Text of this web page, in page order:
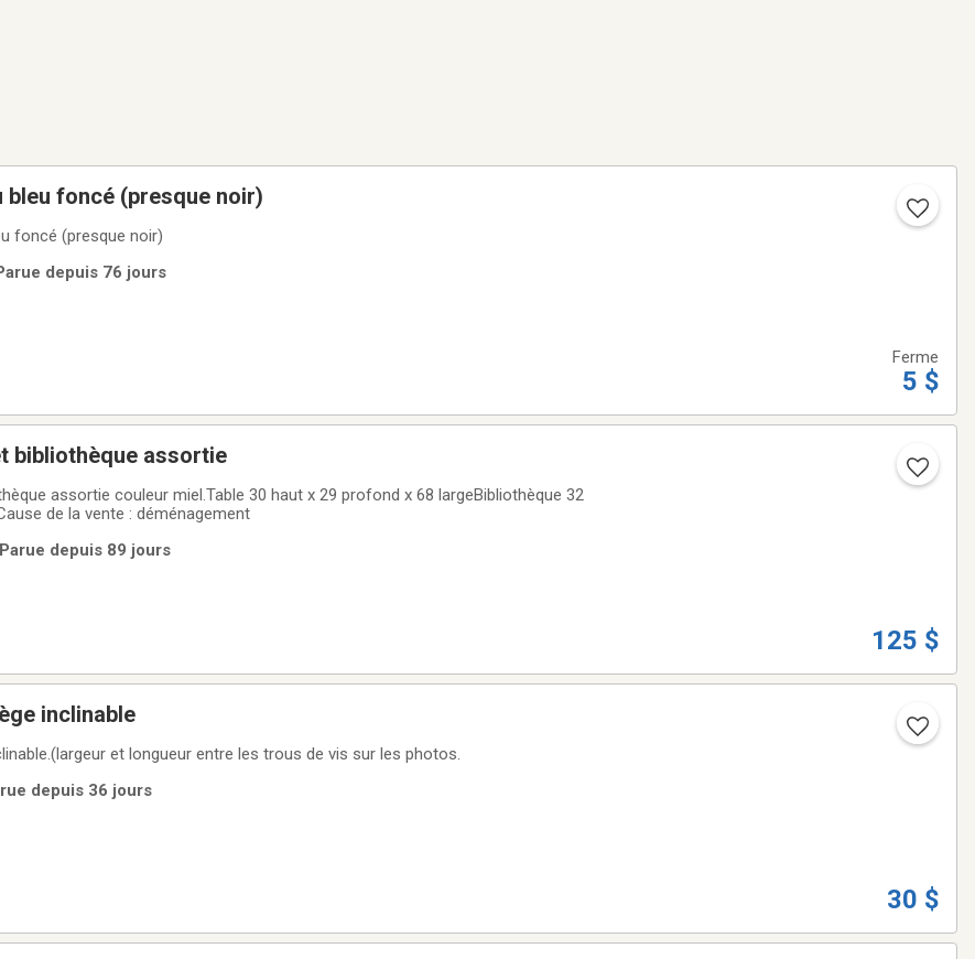
bleu foncé (presque noir)
foncé (presque noir)
depuis 76 jours
Ferme
5 $
bibliothèque assortie
assortie couleur miel.Table 30 haut x 29 profond x 68 largeBibliothèque 32
de la vente : déménagement
depuis 89 jours
125 $
inclinable
et longueur entre les trous de vis sur les photos.
depuis 36 jours
30 $